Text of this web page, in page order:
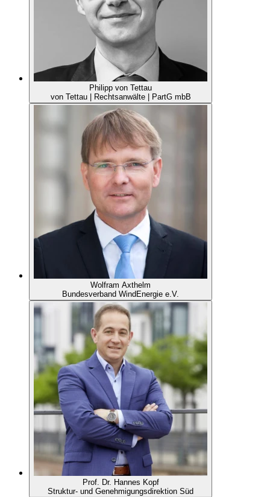
Philipp von Tettau
von Tettau | Rechtsanwälte | PartG mbB
Wolfram Axthelm
Bundesverband WindEnergie e.V.
Prof. Dr. Hannes Kopf
Struktur- und Genehmigungsdirektion Süd